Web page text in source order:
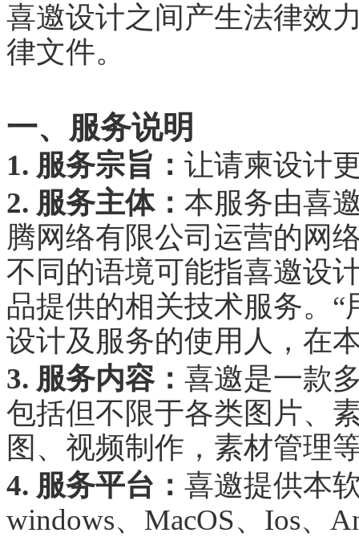
喜邀设计之间产生法律效
律文件。
一、服务说明
1. 服务宗旨： 让请柬设计
2. 服务主体： 本服务由喜
腾网络有限公司运营的网
不同的语境可能指喜邀设
品提供的相关技术服务。
设计及服务的使用人，在
3. 服务内容： 喜邀是一款
包括但不限于各类图片、
图、视频制作，素材管理
4. 服务平台： 喜邀提供本
windows、MacOS、Ios、